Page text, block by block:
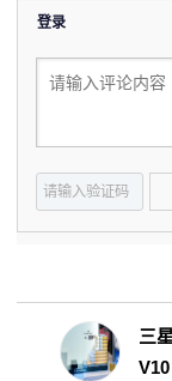
登录
三